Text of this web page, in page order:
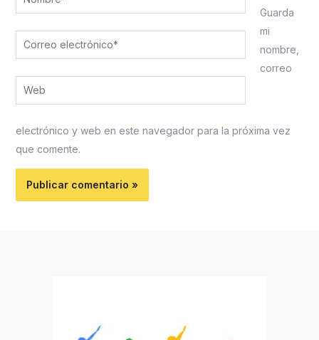
Correo
electrónico*
Web
Guarda
mi
nombre,
correo
electrónico y web en este navegador para la próxima vez
que comente.